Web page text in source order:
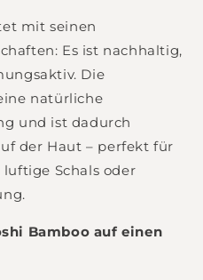
mit seinen
Es ist nachhaltig,
Die
natürliche
und ist dadurch
der Haut – perfekt für
Schals oder
Bamboo auf einen